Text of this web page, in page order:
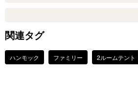
関連タグ
ハンモック ファミリー 2ルームテント